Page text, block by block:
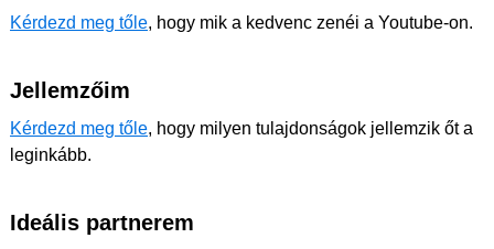
Kérdezd meg tőle, hogy mik a kedvenc zenéi a Youtube-on.
Jellemzőim
Kérdezd meg tőle, hogy milyen tulajdonságok jellemzik őt a
leginkább.
Ideális partnerem